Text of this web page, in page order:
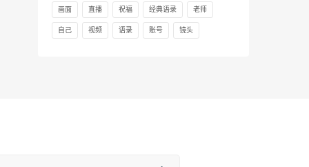
画面 直播 祝福 经典语录 老师
自己 视频 语录 账号 镜头